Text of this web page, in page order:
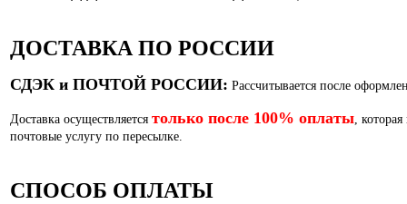
ДОСТАВКА ПО РОССИИ
СДЭК и ПОЧТОЙ РОССИИ: Рассчитывается после
Доставка осуществляется только после 100% оплаты,
почтовые услугу по пересылке.
СПОСОБ ОПЛАТЫ